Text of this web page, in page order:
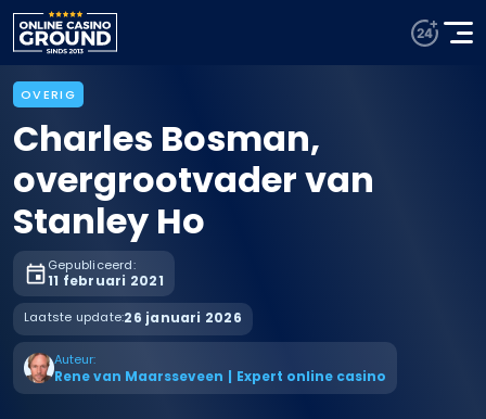
OVERIG
Charles Bosman,
overgrootvader van
Stanley Ho
Gepubliceerd:
11 februari 2021
Laatste update:26 januari 2026
Auteur:
Rene van Maarsseveen | Expert online casino